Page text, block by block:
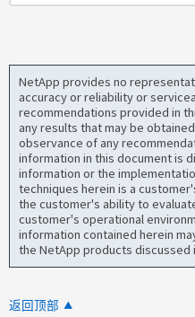
NetApp provides no
accuracy or reliability or
recommendations provided in
any results that may be
observance of any
information in this document is
information or the
techniques herein is a
the customer's ability to
customer's operational
information contained herein
the NetApp products discussed
返回顶部